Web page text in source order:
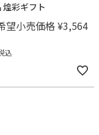
煌彩ギフト
望小売価格¥3,564
込